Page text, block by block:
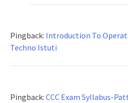
Pingback: Introduction To
Techno Istuti
Pingback: CCC Exam Syllabus-